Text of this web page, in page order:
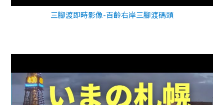
三腳渡即時影像-百齡右岸三腳渡碼頭